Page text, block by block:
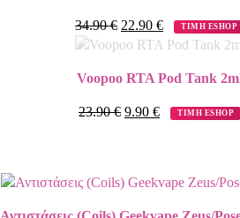
34.90€ 22.90 € ΤΙΜΗ ESHOP
Voopoo RTA Pod Tank
23.90€ 9.90 € ΤΙΜΗ ESHOP